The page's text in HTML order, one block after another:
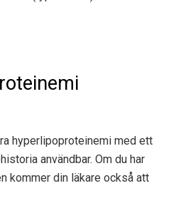
hyperlipoproteinemi med ett
användbar. Om du har
kommer din läkare också att